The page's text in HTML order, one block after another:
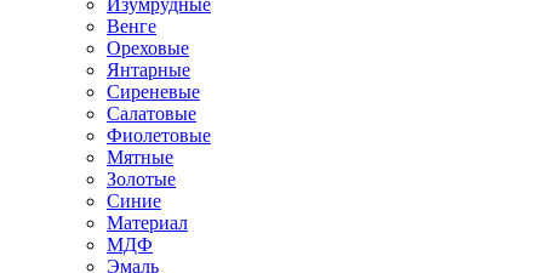
Изумрудные
Венге
Ореховые
Янтарные
Сиреневые
Салатовые
Фиолетовые
Мятные
Золотые
Синие
Материал
МДФ
Эмаль